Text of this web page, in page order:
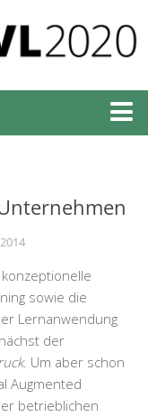
sowie die
Lernanwendung
der
. Um aber schon
Augmented
betrieblichen